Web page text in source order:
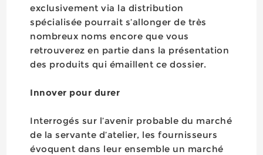
exclusivement via la distribution
spécialisée pourrait s’allonger de très
nombreux noms encore que vous
retrouverez en partie dans la présentation
des produits qui émaillent ce dossier.
Innover pour durer
Interrogés sur l’avenir probable du marché
de la servante d’atelier, les fournisseurs
évoquent dans leur ensemble un marché